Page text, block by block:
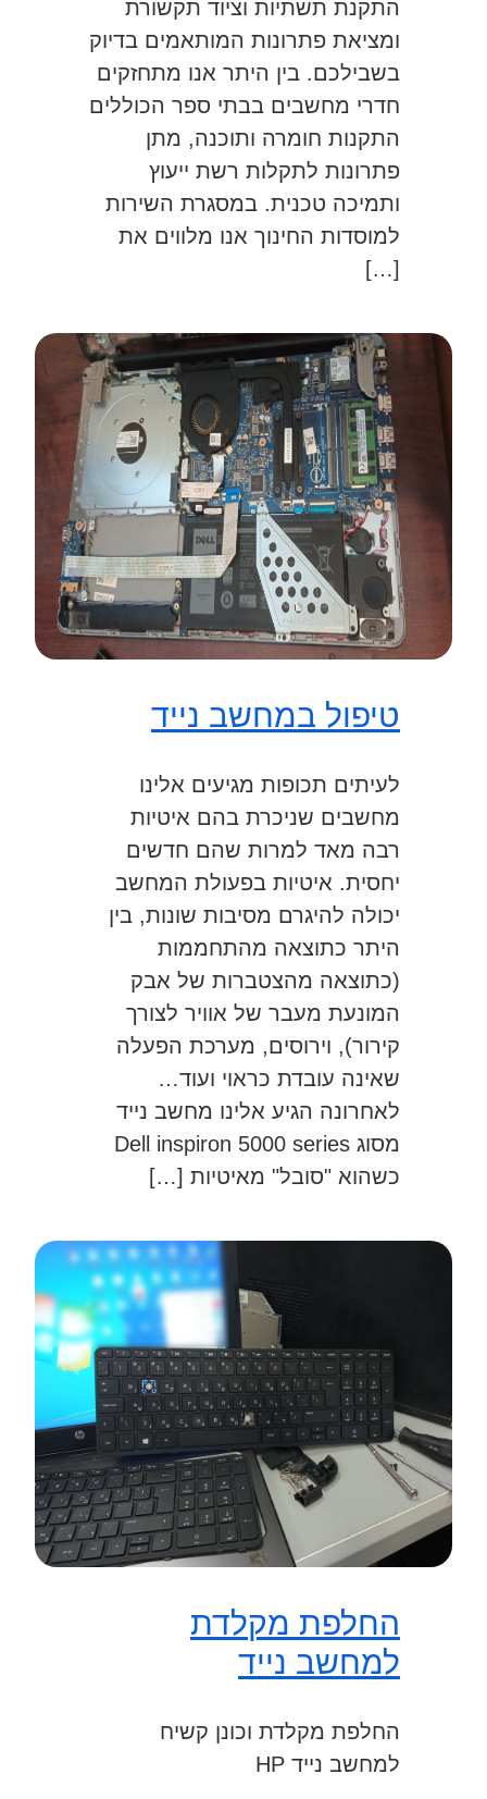
התקנת תשתיות וציוד תקשורת
ומציאת פתרונות המותאמים בדיוק
בשבילכם. בין היתר אנו מתחזקים
חדרי מחשבים בבתי ספר הכוללים
התקנות חומרה ותוכנה, מתן
פתרונות לתקלות רשת ייעוץ
ותמיכה טכנית. במסגרת השירות
למוסדות החינוך אנו מלווים את
[…]
טיפול במחשב נייד
לעיתים תכופות מגיעים אלינו
מחשבים שניכרת בהם איטיות
רבה מאד למרות שהם חדשים
יחסית. איטיות בפעולת המחשב
יכולה להיגרם מסיבות שונות, בין
היתר כתוצאה מהתחממות
(כתוצאה מהצטברות של אבק
המונעת מעבר של אוויר לצורך
קירור), וירוסים, מערכת הפעלה
שאינה עובדת כראוי ועוד…
לאחרונה הגיע אלינו מחשב נייד
מסוג Dell inspiron 5000 series
כשהוא "סובל" מאיטיות […]
החלפת מקלדת
למחשב נייד
החלפת מקלדת וכונן קשיח
למחשב נייד HP